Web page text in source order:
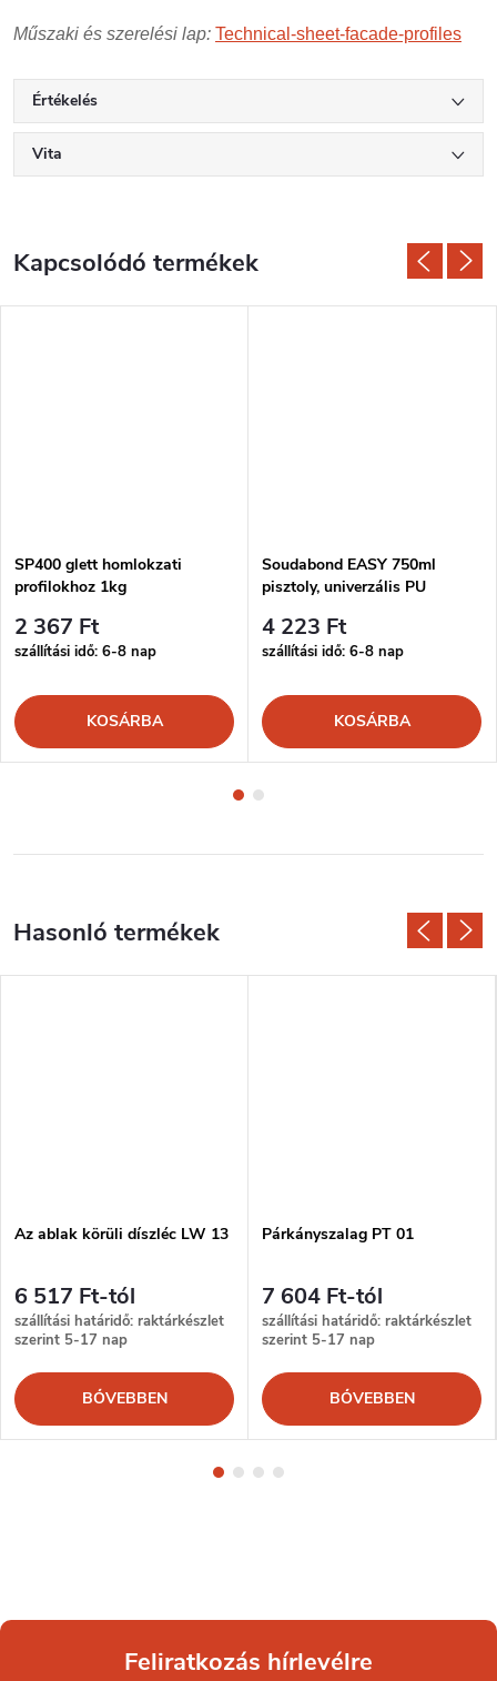
Műszaki és szerelési lap: Technical-sheet-facade-profiles
Értékelés
Vita
Kapcsolódó termékek
SP400 glett homlokzati
profilokhoz 1kg
2 367 Ft
szállítási idő: 6-8 nap
KOSÁRBA
Soudabond EASY 750ml
pisztoly, univerzális PU
4 223 Ft
szállítási idő: 6-8 nap
KOSÁRBA
Az ablak körüli díszléc LW 13
6 517 Ft-tól
szállítási határidő: raktárkészlet
szerint 5-17 nap
BŐVEBBEN
Párkányszalag PT 01
7 604 Ft-tól
szállítási határidő: raktárkészlet
szerint 5-17 nap
BŐVEBBEN
Feliratkozás hírlevélre